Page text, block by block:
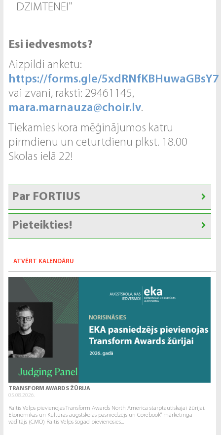
DZIMTENEI"
Esi iedvesmots?
Aizpildi anketu:
https://forms.gle/5xdRNfKBHuwaGBsY7
vai zvani, raksti: 29461145,
mara.marnauza@choir.lv.
Tiekamies kora mēģinājumos katru
pirmdienu un ceturtdienu plkst. 18.00
Skolas ielā 22!
Par FORTIUS
Pieteikties!
ATVĒRT KALENDĀRU
TRANSFORM AWARDS ŽŪRIJA
05.08.2026.
Raitis Velps pievienojas Transform Awards North America starptautiskajai žūrijai.
Ekonomikas un Kultūras augstskolas pasniedzējs un Corebook° mārketinga
vadītājs (CMO) Raitis Velps šogad pievienosies...